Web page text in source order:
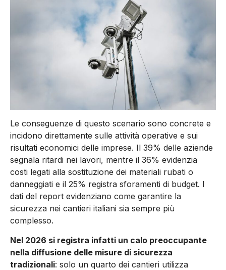
Le conseguenze di questo scenario sono concrete e
incidono direttamente sulle attività operative e sui
risultati economici delle imprese. Il 39% delle aziende
segnala ritardi nei lavori, mentre il 36% evidenzia
costi legati alla sostituzione dei materiali rubati o
danneggiati e il 25% registra sforamenti di budget. I
dati del report evidenziano come garantire la
sicurezza nei cantieri italiani sia sempre più
complesso.
Nel 2026 si registra infatti un calo preoccupante
nella diffusione delle misure di sicurezza
tradizionali: solo un quarto dei cantieri utilizza